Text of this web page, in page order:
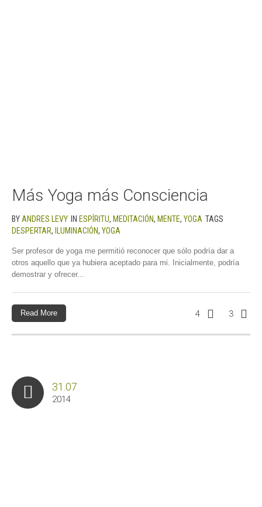
Más Yoga más Consciencia
BY ANDRES LEVY IN ESPÍRITU, MEDITACIÓN, MENTE, YOGA TAGS
DESPERTAR, ILUMINACIÓN, YOGA
Ser profesor de yoga me permitió reconocer que sólo podría dar a
otros aquello que ya hubiera aceptado para mi. Inicialmente, podría
demostrar y ofrecer...
4 3
Read More
31.07
2014